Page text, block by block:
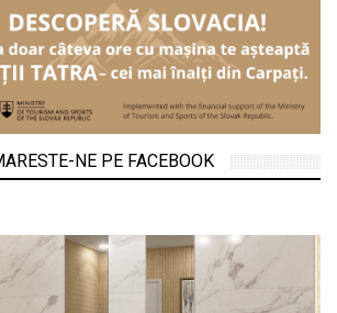
NE PE FACEBOOK